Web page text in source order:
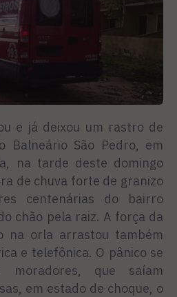
e já deixou um rastro de
Balneário São Pedro, em
na tarde deste domingo
de chuva forte de granizo
centenárias do bairro
chão pela raiz. A força da
na orla arrastou também
e telefônica. O pânico se
que saíam
em estado de choque, o